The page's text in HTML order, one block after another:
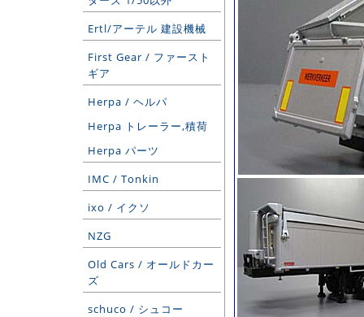
Ertl/アーテル 建設機械
First Gear / ファースト
ギア
Herpa / ヘルパ
Herpa トレーラー,積荷
Herpa パーツ
IMC / Tonkin
ixo / イクソ
NZG
Old Cars / オールドカー
ズ
schuco / シュコー